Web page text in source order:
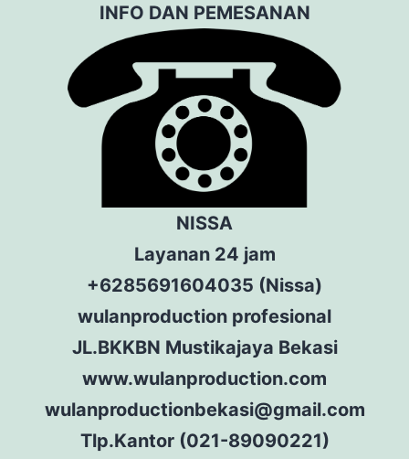
INFO DAN PEMESANAN
NISSA
Layanan 24 jam
+6285691604035 (Nissa)
wulanproduction profesional
JL.BKKBN Mustikajaya Bekasi
www.wulanproduction.com
wulanproductionbekasi@gmail.com
Tlp.Kantor (021-89090221)